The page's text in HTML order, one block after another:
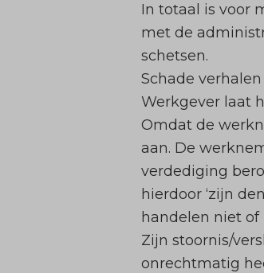
In totaal is voor
met de
schetsen.
Schade verhalen
Werkgever laat
Omdat de
aan. De
verdediging
hierdoor ‘zijn
handelen niet
Zijn stoornis/
onrechtmatig